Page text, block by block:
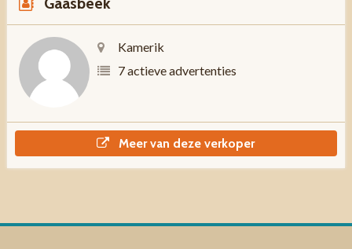
Kamerik
7 actieve advertenties
Meer van deze verkoper